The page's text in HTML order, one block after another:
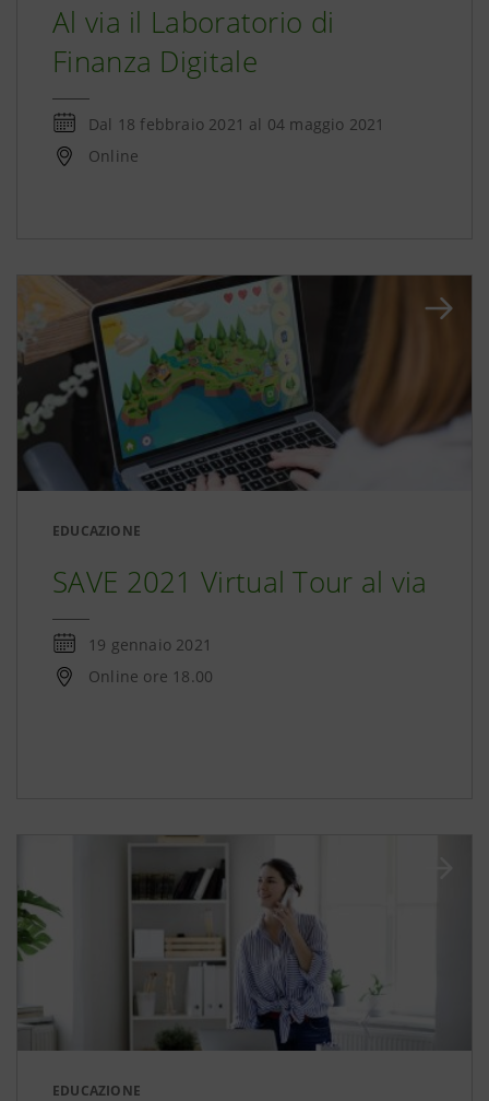
Al via il Laboratorio di
Finanza Digitale
Dal 18 febbraio 2021 al 04 maggio 2021
Online
EDUCAZIONE
SAVE 2021 Virtual Tour al via
19 gennaio 2021
Online ore 18.00
EDUCAZIONE